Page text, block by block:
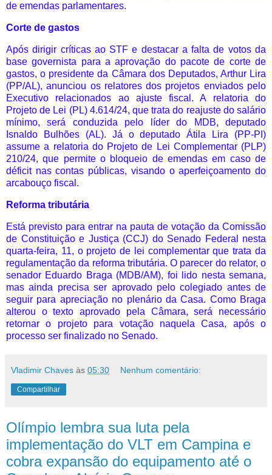
de emendas parlamentares.
Corte de gastos
Após dirigir críticas ao STF e destacar a falta de votos da
base governista para a aprovação do pacote de corte de
gastos, o presidente da Câmara dos Deputados, Arthur Lira
(PP/AL), anunciou os relatores dos projetos enviados pelo
Executivo relacionados ao ajuste fiscal. A relatoria do
Projeto de Lei (PL) 4.614/24, que trata do reajuste do salário
mínimo, será conduzida pelo líder do MDB, deputado
Isnaldo Bulhões (AL). Já o deputado Átila Lira (PP-PI)
assume a relatoria do Projeto de Lei Complementar (PLP)
210/24, que permite o bloqueio de emendas em caso de
déficit nas contas públicas, visando o aperfeiçoamento do
arcabouço fiscal.
Reforma tributária
Está previsto para entrar na pauta de votação da Comissão
de Constituição e Justiça (CCJ) do Senado Federal nesta
quarta-feira, 11, o projeto de lei complementar que trata da
regulamentação da reforma tributária. O parecer do relator, o
senador Eduardo Braga (MDB/AM), foi lido nesta semana,
mas ainda precisa ser aprovado pelo colegiado antes de
seguir para apreciação no plenário da Casa. Como Braga
alterou o texto aprovado pela Câmara, será necessário
retornar o projeto para votação naquela Casa, após o
processo ser finalizado no Senado.
Vladimir Chaves às 05:30 Nenhum comentário:
Compartilhar
Olímpio lembra sua luta pela
implementação do VLT em Campina e
cobra expansão do equipamento até o